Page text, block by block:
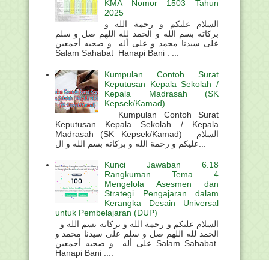
KMA Nomor 1503 Tahun
2025
السلام عليكم و رحمة الله و
بركاته بسم الله و الحمد لله اللهم صل و سلم
على سيدنا محمد و على أله و صحبه أجمعين
Salam Sahabat Hanapi Bani . ...
Kumpulan Contoh Surat
Keputusan Kepala Sekolah /
Kepala Madrasah (SK
Kepsek/Kamad)
Kumpulan Contoh Surat
Keputusan Kepala Sekolah / Kepala
Madrasah (SK Kepsek/Kamad) السلام
Kunci Jawaban 6.18
Rangkuman Tema 4
Mengelola Asesmen dan
Strategi Pengajaran dalam
Kerangka Desain Universal
untuk Pembelajaran (DUP)
الحمد لله اللهم صل و سلم على سيدنا محمد و
على أله و صحبه أجمعين Salam Sahabat
Hanapi Bani ....